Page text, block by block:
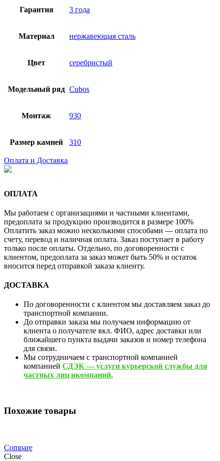
Гарантия 3 года
Материал нержавеющая сталь
Цвет серебристый
Модельный ряд Cubos
Монтаж 930
Размер камней 310
Оплата и Доставка
ОПЛАТА
Мы работаем с организациями и частными клиентами,
предоплата за продукцию производится в размере 100%
Оплатить заказ можно несколькими способами — оплата по
счету, перевод и наличная оплата. Заказ поступает в работу
только после оплаты. Отдельно, по договоренности с
клиентом, предоплата за заказ может быть 50% и остаток
вносится перед отправкой заказа клиенту.
ДОСТАВКА
По договоренности с клиентом мы доставляем заказ до
транспортной компании.
До отправки заказа мы получаем информацию от
клиента о получателе вкл. ФИО, адрес доставки или
ближайшего пункта выдачи заказов и номер телефона
для связи.
Мы сотрудничаем с транспортной компанией
компанией СДЭК — услуги курьерской службы для
частных лиц икомпаний.
Похожие товары
Compare
Close